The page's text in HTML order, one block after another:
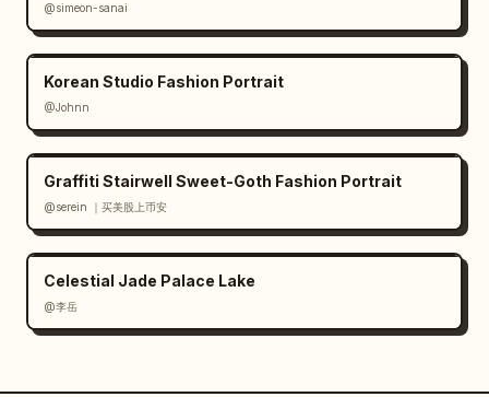
@simeon-sanai
Korean Studio Fashion Portrait
@Johnn
Graffiti Stairwell Sweet-Goth Fashion Portrait
@serein ｜买美股上币安
Celestial Jade Palace Lake
@李岳